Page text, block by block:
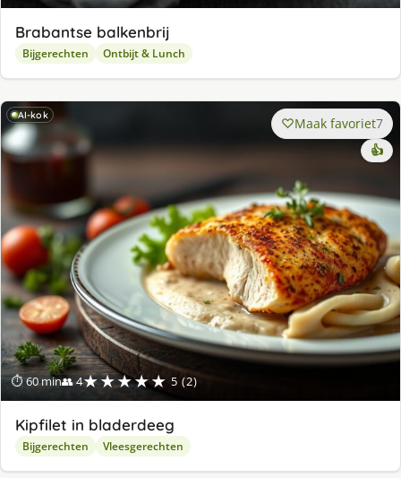
Brabantse balkenbrij
Bijgerechten Ontbijt & Lunch
AI-kok
⏱ 60 min👥 4★★★★★ 5 (2)
Maak favoriet7
👍
Kipfilet in bladerdeeg
Bijgerechten Vleesgerechten